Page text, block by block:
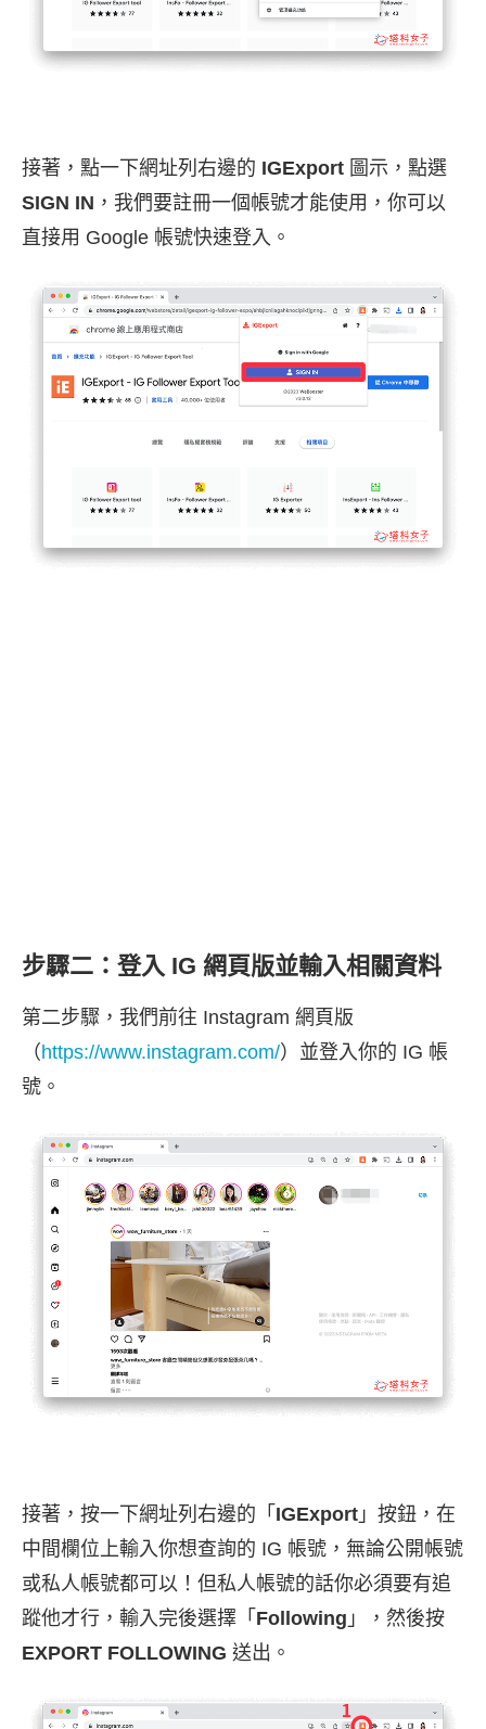
接著，點一下網址列右邊的 IGExport 圖示，點選
SIGN IN ，我們要註冊一個帳號才能使用，你可以
直接用 Google 帳號快速登入。
步驟二：登入 IG 網頁版並輸入相關資料
第二步驟，我們前往 Instagram 網頁版
（ https://www.instagram.com/）並登入你的 IG 帳
號。
接著，按一下網址列右邊的「 IGExport 」按鈕，在
中間欄位上輸入你想查詢的 IG 帳號，無論公開帳號
或私人帳號都可以！但私人帳號的話你必須要有追
蹤他才行，輸入完後選擇「 Following 」，然後按
EXPORT FOLLOWING 送出。